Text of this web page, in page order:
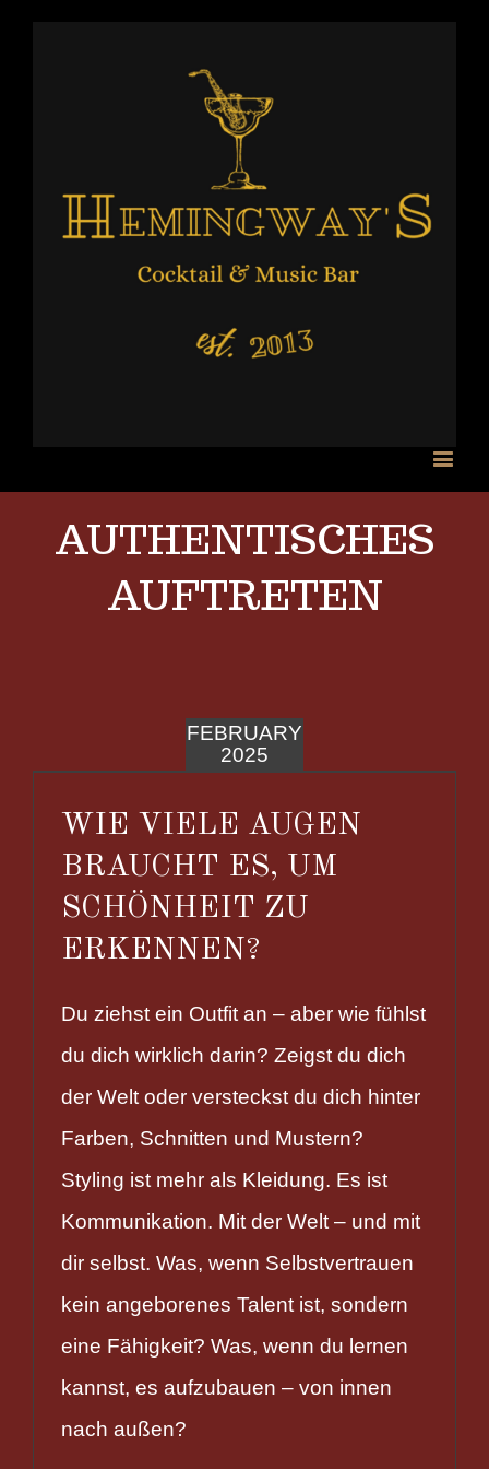
AUTHENTISCHES
AUFTRETEN
FEBRUARY
2025
WIE VIELE AUGEN
BRAUCHT ES, UM
SCHÖNHEIT ZU
ERKENNEN?
Du ziehst ein Outfit an – aber wie fühlst
du dich wirklich darin? Zeigst du dich
der Welt oder versteckst du dich hinter
Farben, Schnitten und Mustern?
Styling ist mehr als Kleidung. Es ist
Kommunikation. Mit der Welt – und mit
dir selbst. Was, wenn Selbstvertrauen
kein angeborenes Talent ist, sondern
eine Fähigkeit? Was, wenn du lernen
kannst, es aufzubauen – von innen
nach außen?